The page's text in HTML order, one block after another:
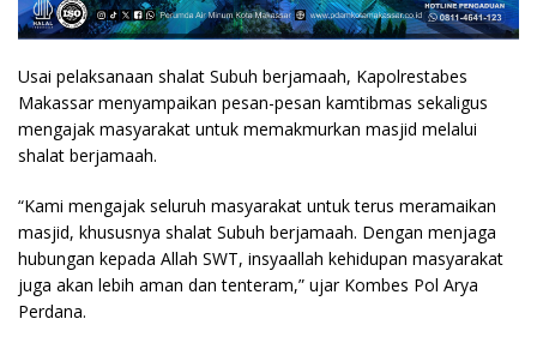
Usai pelaksanaan shalat Subuh berjamaah, Kapolrestabes
Makassar menyampaikan pesan-pesan kamtibmas sekaligus
mengajak masyarakat untuk memakmurkan masjid melalui
shalat berjamaah.
“Kami mengajak seluruh masyarakat untuk terus meramaikan
masjid, khususnya shalat Subuh berjamaah. Dengan menjaga
hubungan kepada Allah SWT, insyaallah kehidupan masyarakat
juga akan lebih aman dan tenteram,” ujar Kombes Pol Arya
Perdana.